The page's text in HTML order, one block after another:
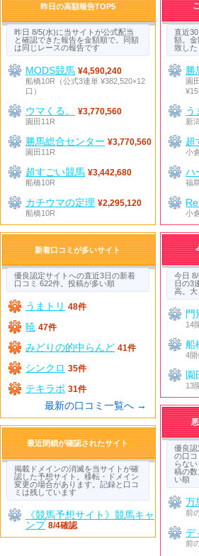
昨日の高額報告TOP5
昨日 8/5(水)に当サイトが公式配当
と確認できた報告を金額順で。同額
は同じレースの報告です
MODS競馬 ¥4,590,240
船橋10R（公式3連単 ¥382,520×12
口）
ウマくる。
¥3,770,560
園田11R
勝馬総合センター ¥3,770,560
園田11R
超すごい競馬 ¥3,442,680
船橋10R
カチウマの定理 ¥2,295,120
船橋10R
直近
額。
致した
勝
園
う
新
超
小
ハ
福
小
新着口コミが多いサイト
優良認定サイトへの直近3日の新着
口コミ 622件。投稿が多い順
うまトリ 48件
暁 47件
みどりの的中らんど 41件
シンクロ 35件
テキラボ 31件
最新の口コミ一覧へ →
今日
日の3
高。
14
船
4
13
優良
の口
らな
稿の
い順
万
前
デ
前
最近閉鎖が確認されたサイト
掲載ドメインの消滅を当サイトが確
認した予想サイト。移転・ドメイン
変更の場合があります。記録と口コ
ミは残しています
《競馬予想サイト》競馬キャ
ンプ 8/4確認